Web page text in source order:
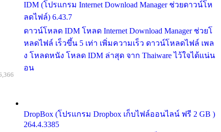
IDM (โปรแกรม Internet Download Manager ช่วยดาวน์โห
ลดไฟล์) 6.43.7
ดาวน์โหลด IDM โหลด Internet Download Manager ช่วยโ
หลดไฟล์ เร็วขึ้น 5 เท่า เพิ่มความเร็ว ดาวน์โหลดไฟล์ เพล
ง โหลดหนัง โหลด IDM ล่าสุด จาก Thaiware ไว้ใจได้แน่น
อน
DropBox (โปรแกรม Dropbox เก็บไฟล์ออนไลน์ ฟรี 2 GB )
264.4.3385